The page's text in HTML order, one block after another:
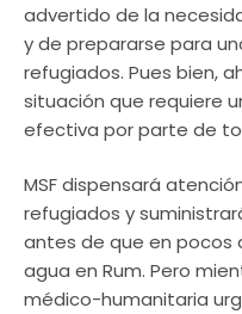
advertido de la
y de prepararse para
refugiados. Pues bien,
situación que requiere
efectiva por parte de
MSF dispensará
refugiados y
antes de que en pocos
agua en Rum. Pero
médico-humanitaria